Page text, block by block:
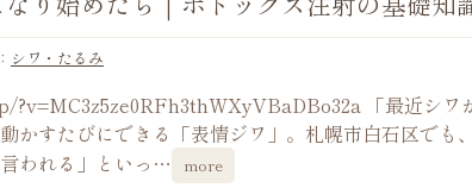
シワ・たるみ
「最近シワ
かすたびにできる「表情ジワ」。札幌市白石区でも
われる」といっ…
more